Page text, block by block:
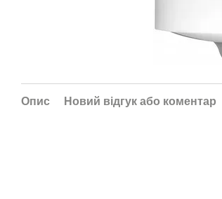
Опис Новий відгук або коментар